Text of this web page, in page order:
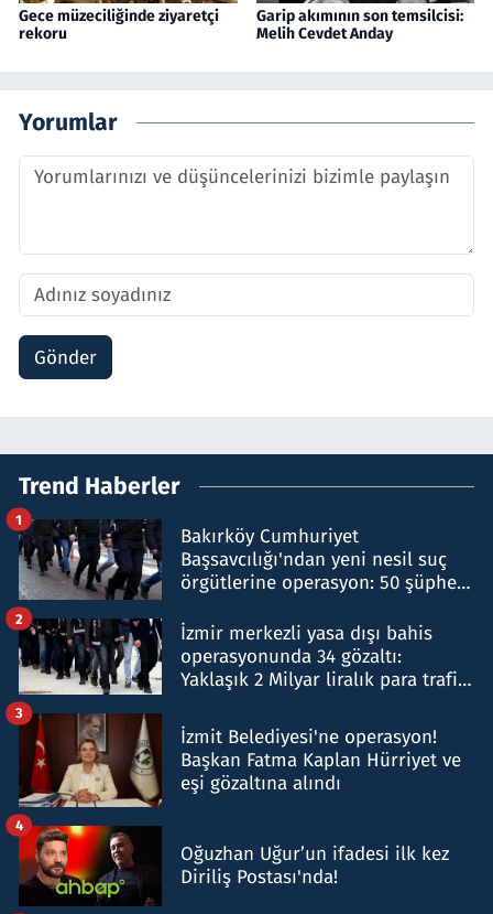
Gece müzeciliğinde ziyaretçi
rekoru
Garip akımının son temsilcisi:
Melih Cevdet Anday
Yorumlar
Gönder
Trend Haberler
Bakırköy Cumhuriyet
Başsavcılığı'ndan yeni nesil suç
örgütlerine operasyon: 50 şüpheli
1
İzmir merkezli yasa dışı bahis
operasyonunda 34 gözaltı:
Yaklaşık 2 Milyar liralık para trafiği
2
İzmit Belediyesi'ne operasyon!
Başkan Fatma Kaplan Hürriyet ve
eşi gözaltına alındı
3
Oğuzhan Uğur’un ifadesi ilk kez
Diriliş Postası'nda!
4